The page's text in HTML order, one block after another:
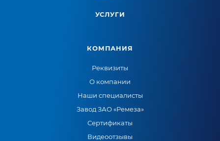
УСЛУГИ
КОМПАНИЯ
Реквизиты
О компании
Наши специалисты
Завод ЗАО «Ремеза»
Сертификаты
Видеоотзывы